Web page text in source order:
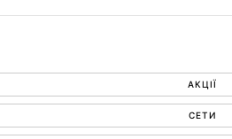
АКЦІЇ
СЕТИ